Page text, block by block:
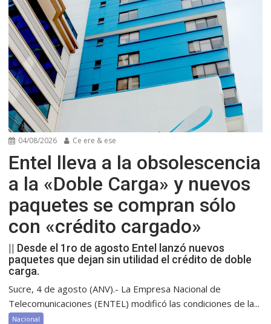
04/08/2026 Ce ere & ese
Entel lleva a la obsolescencia
a la «Doble Carga» y nuevos
paquetes se compran sólo
con «crédito cargado»
|| Desde el 1ro de agosto Entel lanzó nuevos
paquetes que dejan sin utilidad el crédito de doble
carga.
Sucre, 4 de agosto (ANV).- La Empresa Nacional de
Telecomunicaciones (ENTEL) modificó las condiciones de la...
Nacional